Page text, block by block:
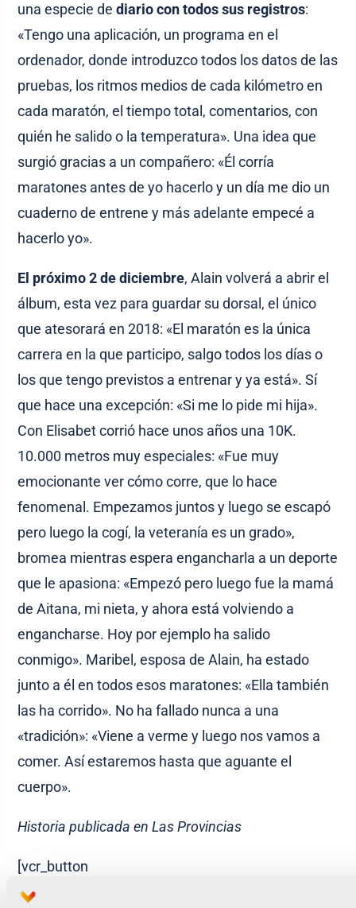
una especie dediario con todos sus registros:
«Tengo una aplicación, un programa en el
ordenador, donde introduzco todos los datos de las
pruebas, los ritmos medios de cada kilómetro en
cada maratón, el tiempo total, comentarios, con
quién he salido o la temperatura». Una idea que
surgió gracias a un compañero: «Él corría
maratones antes de yo hacerlo y un día me dio un
cuaderno de entrene y más adelante empecé a
hacerlo yo».
El próximo 2 de diciembre, Alain volverá a abrir el
álbum, esta vez para guardar su dorsal, el único
que atesorará en 2018: «El maratón es la única
carrera en la que participo, salgo todos los días o
los que tengo previstos a entrenar y ya está». Sí
que hace una excepción: «Si me lo pide mi hija».
Con Elisabet corrió hace unos años una 10K.
10.000 metros muy especiales: «Fue muy
emocionante ver cómo corre, que lo hace
fenomenal. Empezamos juntos y luego se escapó
pero luego la cogí, la veteranía es un grado»,
bromea mientras espera engancharla a un deporte
que le apasiona: «Empezó pero luego fue la mamá
de Aitana, mi nieta, y ahora está volviendo a
engancharse. Hoy por ejemplo ha salido
conmigo». Maribel, esposa de Alain, ha estado
junto a él en todos esos maratones: «Ella también
las ha corrido». No ha fallado nunca a una
«tradición»: «Viene a verme y luego nos vamos a
comer. Así estaremos hasta que aguante el
cuerpo».
Historia publicada en Las Provincias
[vcr_button
url=»https://www.valenciaciudaddelrunning.com/